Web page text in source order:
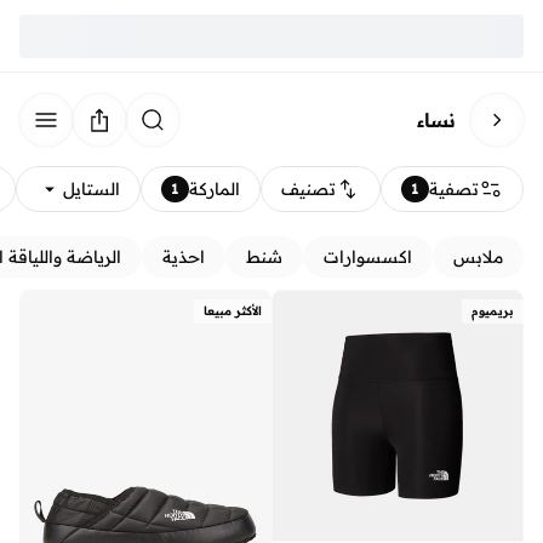
نساء
تصفية 1 تصنيف الماركة 1 الستايل
ملابس اكسسوارات شنط احذية الرياضة واللياقة
بريميوم الأكثر مبيعا